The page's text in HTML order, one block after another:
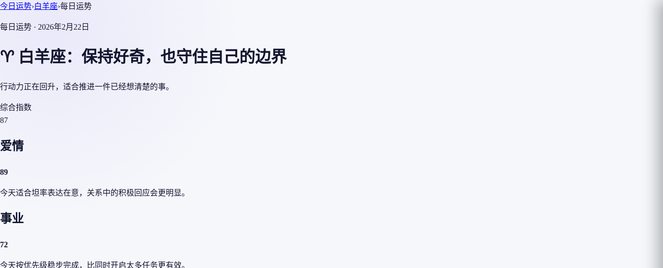
今日运势›白羊座›每日运势
每日运势 · 2026年2月22日
♈ 白羊座：保持好奇，也守住自己的边界
行动力正在回升，适合推进一件已经想清楚的事。
综合指数
87
爱情
89
今天适合坦率表达在意，关系中的积极回应会更明显。
事业
72
今天按优先级稳步完成，比同时开启太多任务更有效。